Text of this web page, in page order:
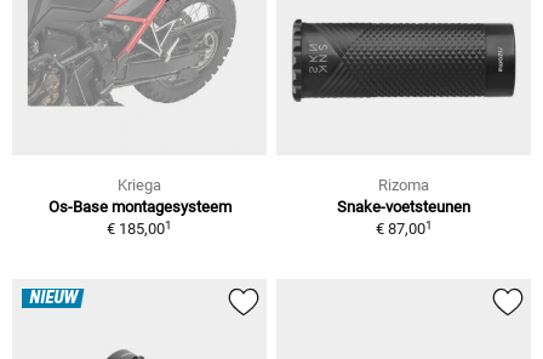
Kriega
Os-Base montagesysteem
€ 185,001
Rizoma
Snake-voetsteunen
€ 87,001
NIEUW